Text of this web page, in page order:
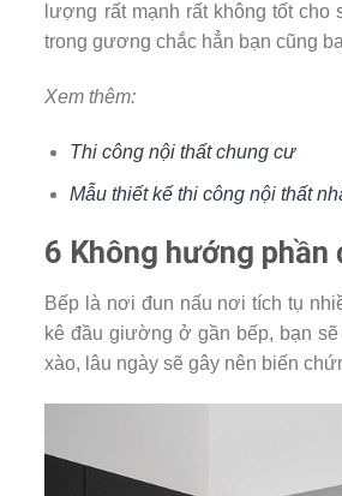
lượng rất mạnh rất không tốt
trong gương chắc hẳn bạn cũng
Xem thêm:
Thi công nội thất chung cư
Mẫu thiết kế thi công nội thất
6 Không hướng
Bếp là nơi đun nấu nơi tích tụ
kê đầu giường ở gần bếp, bạn
xào, lâu ngày sẽ gây nên biến